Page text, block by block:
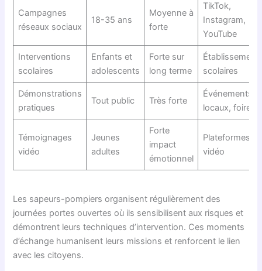
Campagnes
réseaux sociaux
18-35 ans
Moyenne à
forte
TikTok,
Instagram,
YouTube
Interventions
scolaires
Enfants et
adolescents
Forte sur
long terme
scolaires
Démonstrations
pratiques
Tout public Très forte
Événements
locaux, foires
Témoignages
vidéo
Jeunes
adultes
Forte
impact
émotionnel
Plateformes
vidéo
Les sapeurs-pompiers organisent régulièrement des
journées portes ouvertes où ils sensibilisent aux risques et
démontrent leurs techniques d’intervention. Ces moments
d’échange humanisent leurs missions et renforcent le lien
avec les citoyens.